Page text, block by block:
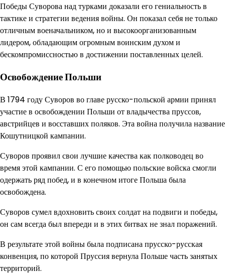
Победы Суворова над турками доказали его гениальность в
тактике и стратегии ведения войны. Он показал себя не только
отличным военачальником, но и высокоорганизованным
лидером, обладающим огромным воинским духом и
бескомпромиссностью в достижении поставленных целей.
Освобождение Польши
В 1794 году Суворов во главе русско-польской армии принял
участие в освобождении Польши от владычества пруссов,
австрийцев и восставших поляков. Эта война получила название
Кошутницкой кампании.
Суворов проявил свои лучшие качества как полководец во
время этой кампании. С его помощью польские войска смогли
одержать ряд побед, и в конечном итоге Польша была
освобождена.
Суворов сумел вдохновить своих солдат на подвиги и победы,
он сам всегда был впереди и в этих битвах не знал поражений.
В результате этой войны была подписана прусско-русская
конвенция, по которой Пруссия вернула Польше часть занятых
территорий.